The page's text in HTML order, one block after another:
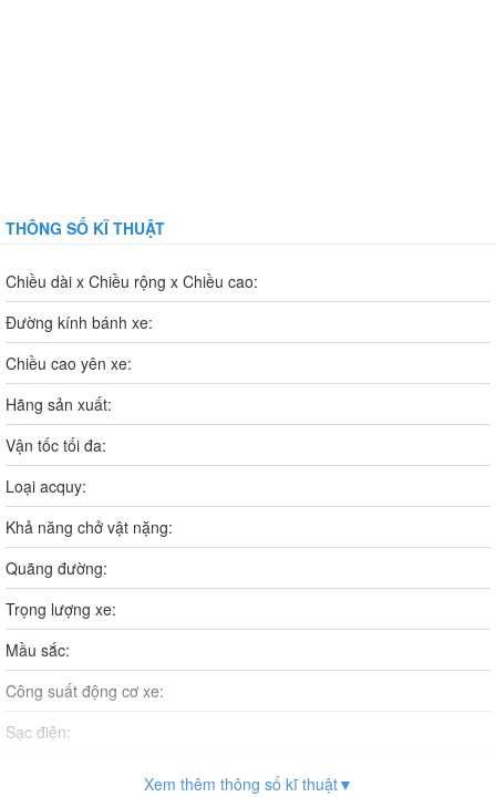
THÔNG SỐ KĨ THUẬT
Chiều dài x Chiều rộng x Chiều cao:
Đường kính bánh xe:
Chiều cao yên xe:
Hãng sản xuất:
Vận tốc tối đa:
Loại acquy:
Khả năng chở vật nặng:
Quãng đường:
Trọng lượng xe:
Mầu sắc:
Công suất động cơ xe:
Sạc điện:
Xem thêm thông số kĩ thuật▼